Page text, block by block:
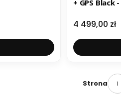
+ GPS Black
Cena
4 499,00 zł
Strona